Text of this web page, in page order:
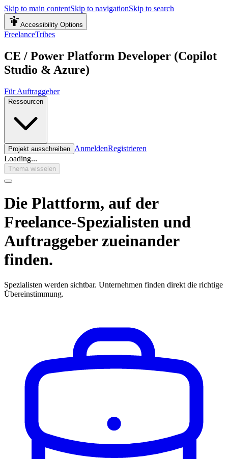
Skip to main contentSkip to navigationSkip to search
Accessibility Options
FreelanceTribes
CE / Power Platform Developer (Copilot
Studio & Azure)
Für Auftraggeber
Ressourcen
Projekt ausschreiben AnmeldenRegistrieren
Loading...
Thema wisselen
Die Plattform, auf der
Freelance-Spezialisten und
Auftraggeber zueinander
finden.
Spezialisten werden sichtbar. Unternehmen finden direkt die richtige
Übereinstimmung.